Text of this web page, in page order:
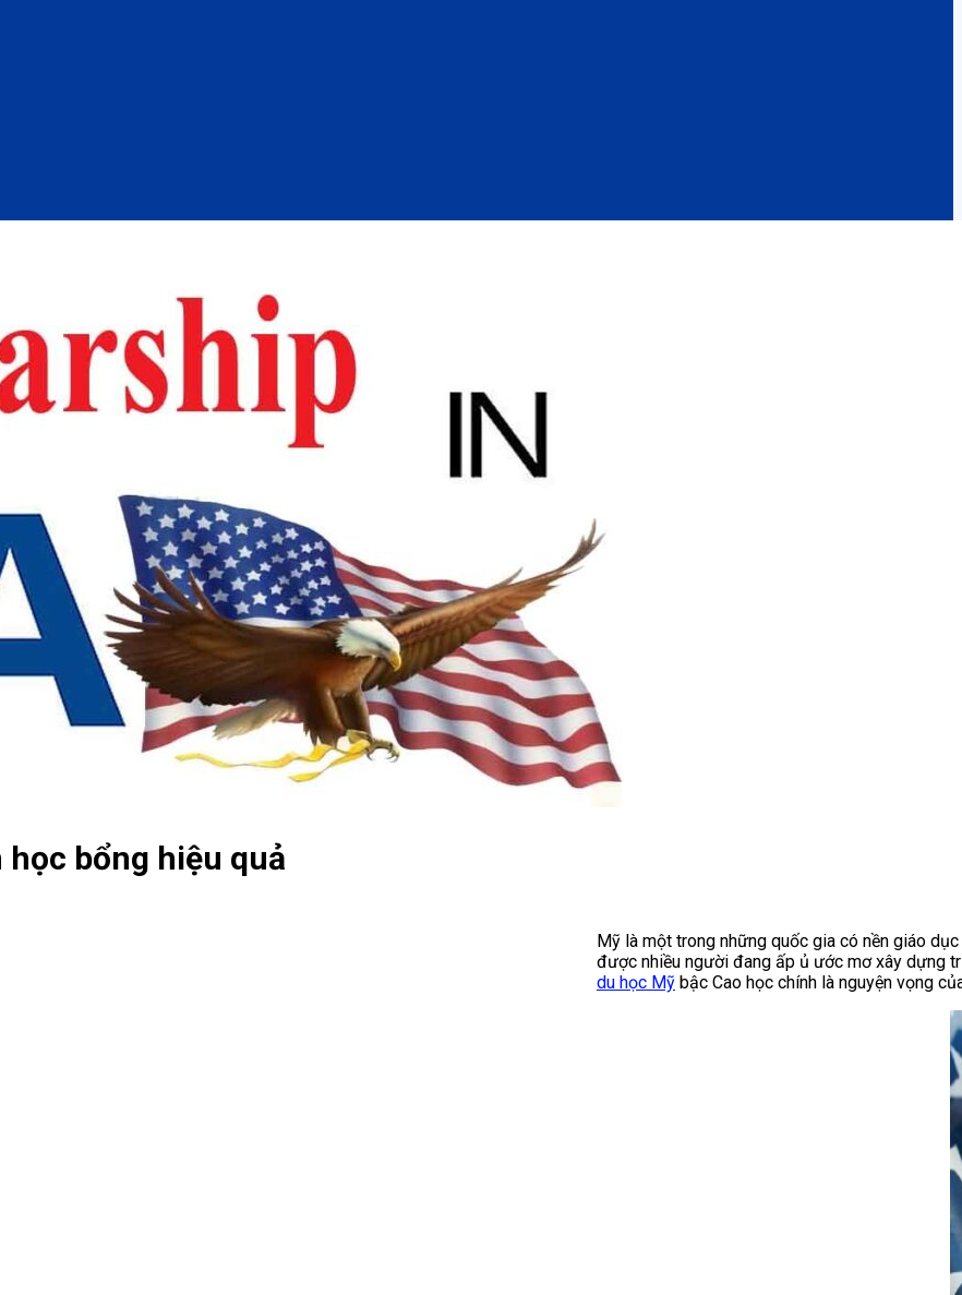
học bổng hiệu quả
Mỹ là một trong những quốc gia có nền giáo
được nhiều người đang ấp ủ ước mơ xây dựng
du học Mỹ bậc Cao học chính là nguyện vọng